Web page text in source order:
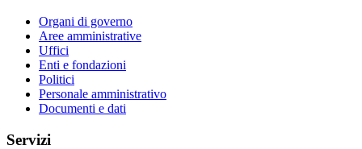
Organi di governo
Aree amministrative
Uffici
Enti e fondazioni
Politici
Personale amministrativo
Documenti e dati
Servizi